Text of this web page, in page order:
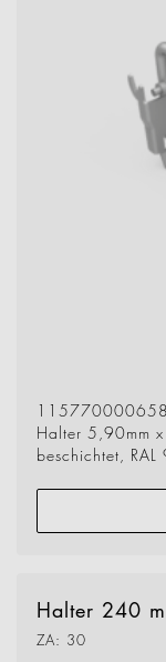
Halter 5,90mm
beschichtet,
Halter 240
ZA: 30